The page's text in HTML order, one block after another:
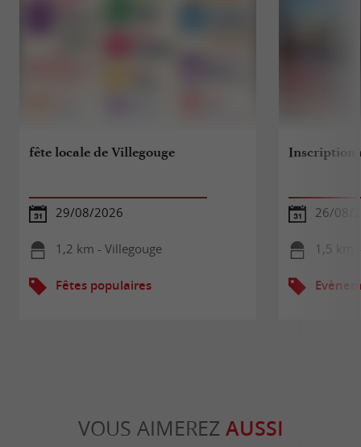
fête locale de Villegouge
29/08/2026
1,2 km - Villegouge
Fêtes populaires
Inscription
26/08/
1,5 km
VOUS AIMEREZ AUSSI